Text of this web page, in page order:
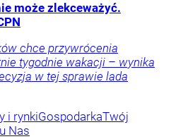
może zlekceważyć.
chce przywrócenia
tygodnie wakacji – wynika
w tej sprawie lada
i rynkiGospodarkaTwój
Nas